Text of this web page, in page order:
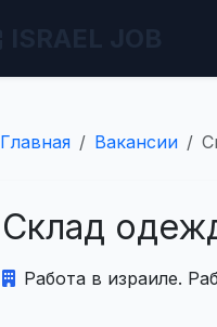
Главная Вакансии
Склад
Работа в израиле.